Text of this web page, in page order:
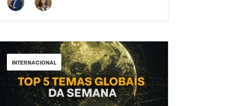
INTERNACIONAL